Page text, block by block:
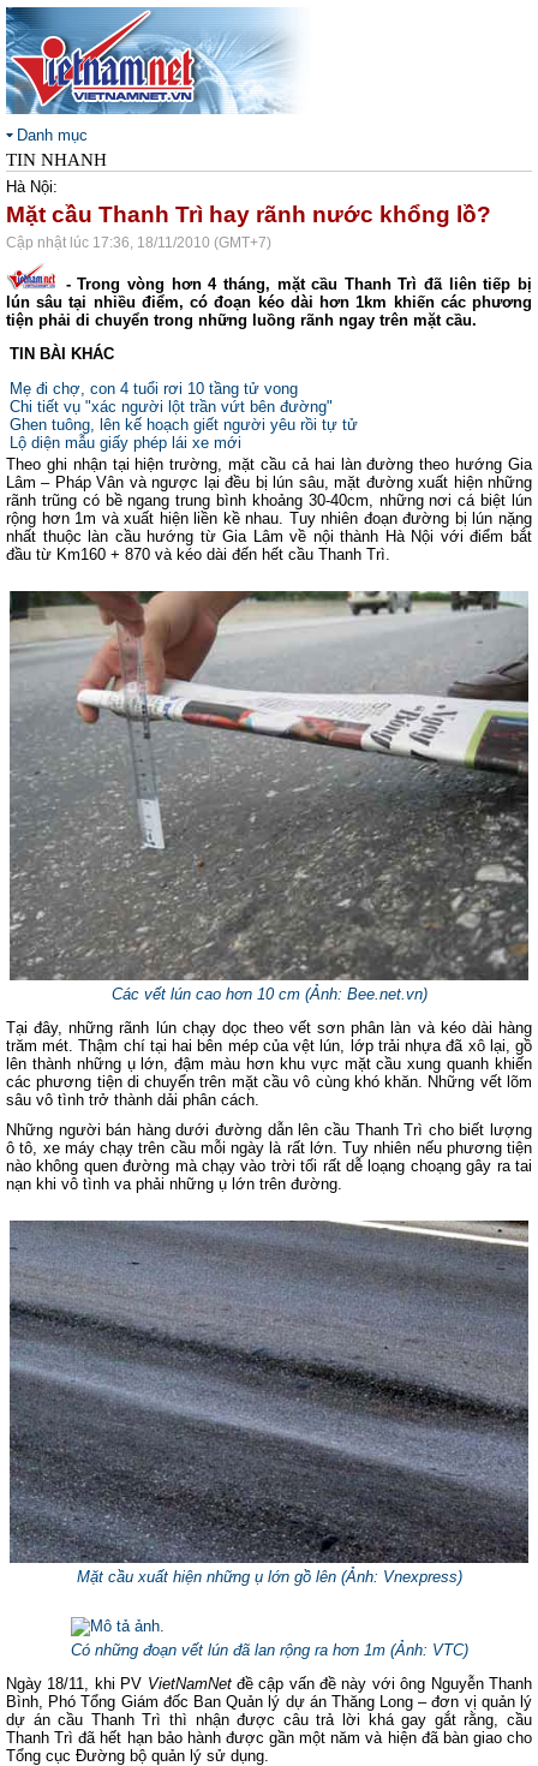
Danh mục
TIN NHANH
Hà Nội:
Mặt cầu Thanh Trì hay rãnh nước khổng lồ?
Cập nhật lúc 17:36, 18/11/2010 (GMT+7)
- Trong vòng hơn 4 tháng, mặt cầu Thanh Trì đã liên tiếp bị
lún sâu tại nhiều điểm, có đoạn kéo dài hơn 1km khiến các phương
tiện phải di chuyển trong những luồng rãnh ngay trên mặt cầu.
TIN BÀI KHÁC
Mẹ đi chợ, con 4 tuổi rơi 10 tầng tử vong
Chi tiết vụ "xác người lột trần vứt bên đường"
Ghen tuông, lên kế hoạch giết người yêu rồi tự tử
Lộ diện mẫu giấy phép lái xe mới
Theo ghi nhận tại hiện trường, mặt cầu cả hai làn đường theo hướng Gia
Lâm – Pháp Vân và ngược lại đều bị lún sâu, mặt đường xuất hiện những
rãnh trũng có bề ngang trung bình khoảng 30-40cm, những nơi cá biệt lún
rộng hơn 1m và xuất hiện liền kề nhau. Tuy nhiên đoạn đường bị lún nặng
nhất thuộc làn cầu hướng từ Gia Lâm về nội thành Hà Nội với điểm bắt
đầu từ Km160 + 870 và kéo dài đến hết cầu Thanh Trì.
Các vết lún cao hơn 10 cm (Ảnh: Bee.net.vn)
Tại đây, những rãnh lún chạy dọc theo vết sơn phân làn và kéo dài hàng
trăm mét. Thậm chí tại hai bên mép của vệt lún, lớp trải nhựa đã xô lại, gồ
lên thành những ụ lớn, đậm màu hơn khu vực mặt cầu xung quanh khiến
các phương tiện di chuyển trên mặt cầu vô cùng khó khăn. Những vết lõm
sâu vô tình trở thành dải phân cách.
Những người bán hàng dưới đường dẫn lên cầu Thanh Trì cho biết lượng
ô tô, xe máy chạy trên cầu mỗi ngày là rất lớn. Tuy nhiên nếu phương tiện
nào không quen đường mà chạy vào trời tối rất dễ loạng choạng gây ra tai
nạn khi vô tình va phải những ụ lớn trên đường.
Mặt cầu xuất hiện những ụ lớn gồ lên (Ảnh: Vnexpress)
Có những đoạn vết lún đã lan rộng ra hơn 1m (Ảnh: VTC)
Ngày 18/11, khi PV VietNamNetđề cập vấn đề này với ông Nguyễn Thanh
Bình, Phó Tổng Giám đốc Ban Quản lý dự án Thăng Long – đơn vị quản lý
dự án cầu Thanh Trì thì nhận được câu trả lời khá gay gắt rằng, cầu
Thanh Trì đã hết hạn bảo hành được gần một năm và hiện đã bàn giao cho
Tổng cục Đường bộ quản lý sử dụng.